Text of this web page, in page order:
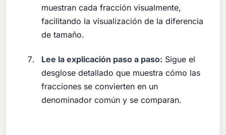
muestran cada fracción visualmente,
facilitando la visualización de la diferencia
de tamaño.
Lee la explicación paso a paso: Sigue el
desglose detallado que muestra cómo las
fracciones se convierten en un
denominador común y se comparan.